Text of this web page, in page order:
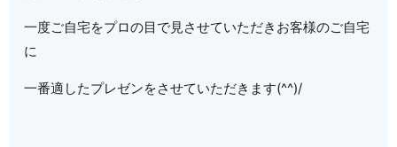
一度ご自宅をプロの目で見させていただきお客様のご自宅
に
一番適したプレゼンをさせていただきます(^^)/